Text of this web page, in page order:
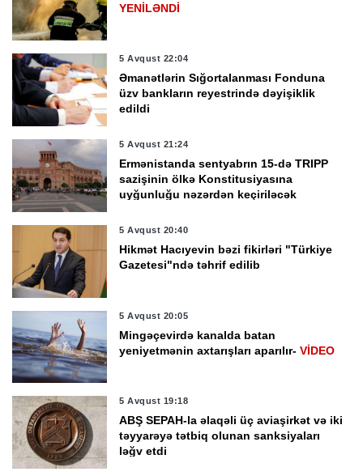
YENİLƏNDİ
5 Avqust 22:04
Əmanətlərin Sığortalanması Fonduna
üzv bankların reyestrində dəyişiklik
edildi
5 Avqust 21:24
Ermənistanda sentyabrın 15-də TRIPP
sazişinin ölkə Konstitusiyasına
uyğunluğu nəzərdən keçiriləcək
5 Avqust 20:40
Hikmət Hacıyevin bəzi fikirləri "Türkiye
Gazetesi"ndə təhrif edilib
5 Avqust 20:05
Mingəçevirdə kanalda batan
yeniyetmənin axtarışları aparılır-VİDEO
5 Avqust 19:18
ABŞ SEPAH-la əlaqəli üç aviaşirkət və iki
təyyarəyə tətbiq olunan sanksiyaları
ləğv etdi